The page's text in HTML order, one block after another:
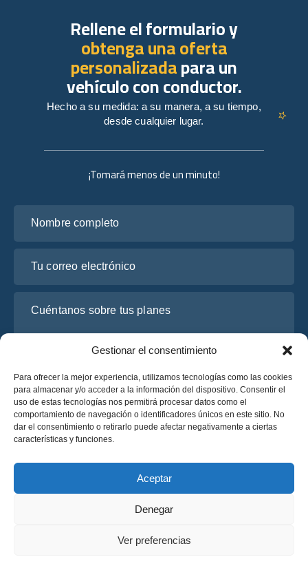
Gestionar el consentimiento
Para ofrecer la mejor experiencia, utilizamos tecnologías como las cookies
para almacenar y/o acceder a la información del dispositivo. Consentir el
uso de estas tecnologías nos permitirá procesar datos como el
comportamiento de navegación o identificadores únicos en este sitio. No
dar el consentimiento o retirarlo puede afectar negativamente a ciertas
características y funciones.
Aceptar
Denegar
Ver preferencias
¡Tomará menos de un minuto!
He leído y acepto la
Solicite un presupuesto
Solicite un presupuesto
Rellene el formulario y
obtenga una oferta
personalizadapara un
vehículo con conductor.
Hecho a su medida: a su manera, a su tiempo,
desde cualquier lugar.